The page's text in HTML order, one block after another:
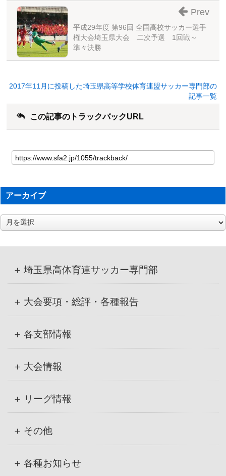
平成29年度 第96回 全国高校サッカー選手
権大会埼玉県大会 二次予選 1回戦～
準々決勝
Prev
2017年11月に投稿した埼玉県高等学校体育連盟サッカー専門部の
記事一覧
この記事のトラックバックURL
アーカイブ
ア
ー
埼玉県高体育連サッカー専門部
大会要項・総評・各種報告
各支部情報
大会情報
リーグ情報
その他
各種お知らせ